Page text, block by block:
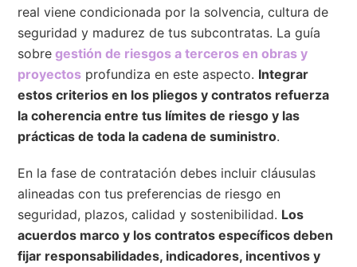
real viene condicionada por la solvencia, cultura de
seguridad y madurez de tus subcontratas. La guía
sobre gestión de riesgos a terceros en obras y
proyectos profundiza en este aspecto. Integrar
estos criterios en los pliegos y contratos refuerza
la coherencia entre tus límites de riesgo y las
prácticas de toda la cadena de suministro.
En la fase de contratación debes incluir cláusulas
alineadas con tus preferencias de riesgo en
seguridad, plazos, calidad y sostenibilidad. Los
acuerdos marco y los contratos específicos deben
fijar responsabilidades, indicadores, incentivos y